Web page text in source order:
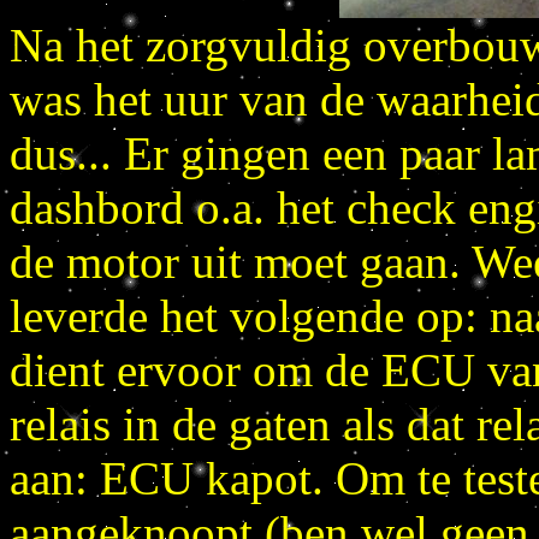
Na het zorgvuldig
was het uur van de
dus... Er gingen een paar
dashbord o.a. het check
de motor uit moet gaan.
leverde het volgende op:
dient ervoor om de ECU
relais in de gaten als dat
aan: ECU kapot. Om te